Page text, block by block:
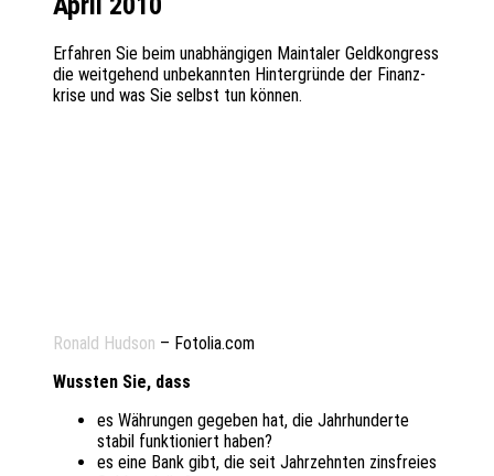
Erfah­ren Sie beim unab­hän­gi­gen Main­ta­ler Geld­kon­gress
die weit­ge­hend unbe­kann­ten Hinter­grün­de der Finanz­
kri­se und was Sie selbst tun können.
Ronald Hudson – Fotolia.com
Wuss­ten Sie, dass
es Währun­gen gege­ben hat, die Jahr­hun­der­te
stabil funk­tio­niert haben?
es eine Bank gibt, die seit Jahr­zehn­ten zins­frei­es